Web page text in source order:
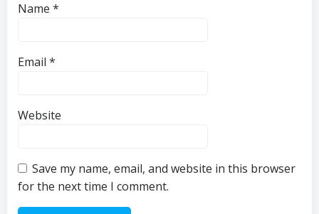
Name *
Email *
Website
Save my name, email, and website in this browser
for the next time I comment.